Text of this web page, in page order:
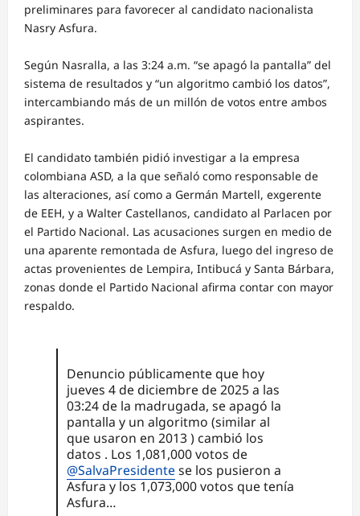
preliminares para favorecer al candidato nacionalista
Nasry Asfura.
Según Nasralla, a las 3:24 a.m. “se apagó la pantalla” del
sistema de resultados y “un algoritmo cambió los datos”,
intercambiando más de un millón de votos entre ambos
aspirantes.
El candidato también pidió investigar a la empresa
colombiana ASD, a la que señaló como responsable de
las alteraciones, así como a Germán Martell, exgerente
de EEH, y a Walter Castellanos, candidato al Parlacen por
el Partido Nacional. Las acusaciones surgen en medio de
una aparente remontada de Asfura, luego del ingreso de
actas provenientes de Lempira, Intibucá y Santa Bárbara,
zonas donde el Partido Nacional afirma contar con mayor
respaldo.
Denuncio públicamente que hoy
jueves 4 de diciembre de 2025 a las
03:24 de la madrugada, se apagó la
pantalla y un algoritmo (similar al
que usaron en 2013 ) cambió los
datos . Los 1,081,000 votos de
@SalvaPresidente se los pusieron a
Asfura y los 1,073,000 votos que tenía
Asfura…